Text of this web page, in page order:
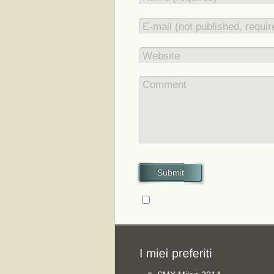
E-mail (not published,
Website
Comment
Submit